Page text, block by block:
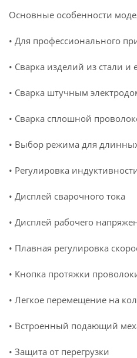
Основные особенности
• Для профессионального
• Сварка изделий из стали и
• Сварка штучным
• Сварка сплошной
• Выбор режима для
• Регулировка
• Дисплей сварочного тока
• Дисплей рабочего
• Плавная регулировка
• Кнопка протяжки
• Легкое перемещение на
• Встроенный подающий
• Защита от перегрузки